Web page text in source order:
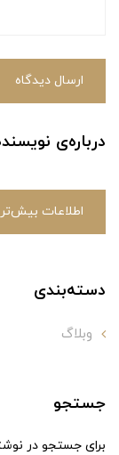
ارسال دیدگاه
درباره‌ی
اطلاعات بیش‌تر
دسته‌بندی
وبلاگ
جستجو
برای جستجو در